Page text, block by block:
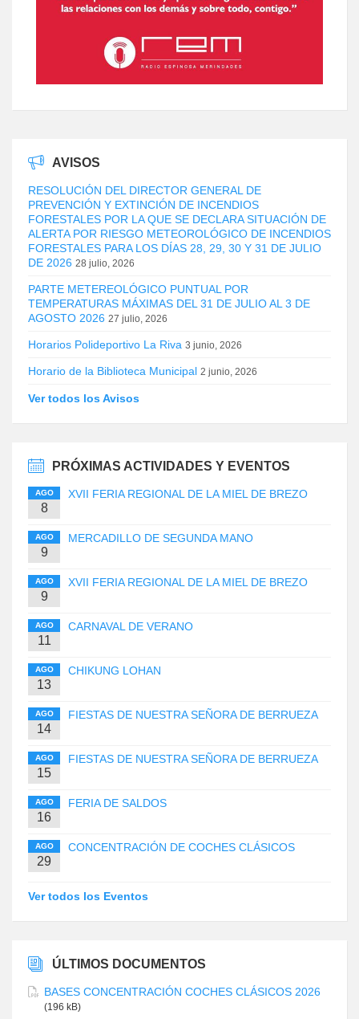
AVISOS
RESOLUCIÓN DEL DIRECTOR GENERAL DE
PREVENCIÓN Y EXTINCIÓN DE INCENDIOS
FORESTALES POR LA QUE SE DECLARA SITUACIÓN DE
ALERTA POR RIESGO METEOROLÓGICO DE INCENDIOS
FORESTALES PARA LOS DÍAS 28, 29, 30 Y 31 DE JULIO
DE 2026 28 julio, 2026
PARTE METEREOLÓGICO PUNTUAL POR
TEMPERATURAS MÁXIMAS DEL 31 DE JULIO AL 3 DE
AGOSTO 2026 27 julio, 2026
Horarios Polideportivo La Riva 3 junio, 2026
Horario de la Biblioteca Municipal 2 junio, 2026
Ver todos los Avisos
PRÓXIMAS ACTIVIDADES Y EVENTOS
AGO
8
XVII FERIA REGIONAL DE LA MIEL DE BREZO
AGO
9
MERCADILLO DE SEGUNDA MANO
AGO
9
XVII FERIA REGIONAL DE LA MIEL DE BREZO
AGO
11
CARNAVAL DE VERANO
AGO
13
CHIKUNG LOHAN
AGO
14
FIESTAS DE NUESTRA SEÑORA DE BERRUEZA
AGO
15
FIESTAS DE NUESTRA SEÑORA DE BERRUEZA
AGO
16
FERIA DE SALDOS
AGO
29
CONCENTRACIÓN DE COCHES CLÁSICOS
Ver todos los Eventos
ÚLTIMOS DOCUMENTOS
BASES CONCENTRACIÓN COCHES CLÁSICOS 2026
(196 kB)